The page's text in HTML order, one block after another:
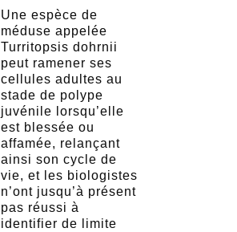
Une espèce de
méduse appelée
Turritopsis dohrnii
peut ramener ses
cellules adultes au
stade de polype
juvénile lorsqu’elle
est blessée ou
affamée, relançant
ainsi son cycle de
vie, et les biologistes
n’ont jusqu’à présent
pas réussi à
identifier de limite